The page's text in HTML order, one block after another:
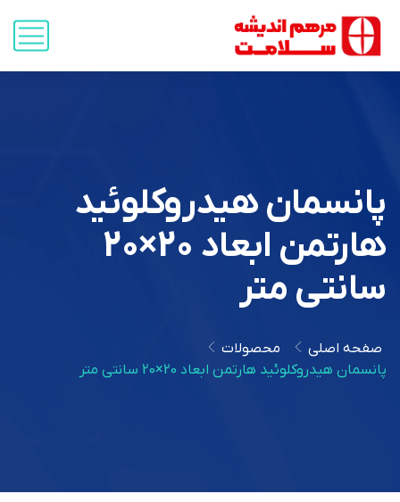
پانسمان هیدروکلوئید
هارتمن ابعاد 20×20
سانتی متر
صفحه اصلی
محصولات
پانسمان هیدروکلوئید هارتمن ابعاد 20×20 سانتی متر